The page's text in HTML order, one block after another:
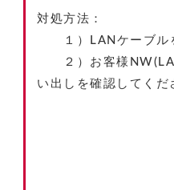
対処方法：
１）LANケーブル
２）お客様
い出しを確認してくだ